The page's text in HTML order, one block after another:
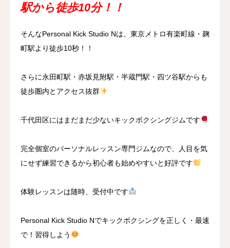
駅から徒歩10分！！
そんなPersonal Kick Studio Nは、東京メトロ有楽町線・麹
町駅より徒歩10秒！！
さらに永田町駅・赤坂見附駅・半蔵門駅・四ツ谷駅からも
徒歩圏内とアクセス抜群
千代田区にはまだまだ少ないキックボクシングジムです
完全個室のパーソナルレッスン専門ジムなので、人目を気
にせず練習できるから初心者も始めやすいと好評です
体験レッスンは随時、受付中です
Personal Kick Studio Nでキックボクシングを正しく・最速
で！習得しよう